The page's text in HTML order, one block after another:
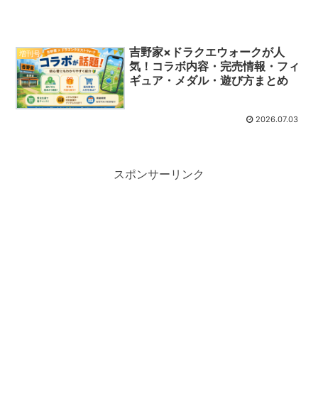
増刊号
吉野家×ドラクエウォークが人
気！コラボ内容・完売情報・フィ
ギュア・メダル・遊び方まとめ
2026.07.03
スポンサーリンク